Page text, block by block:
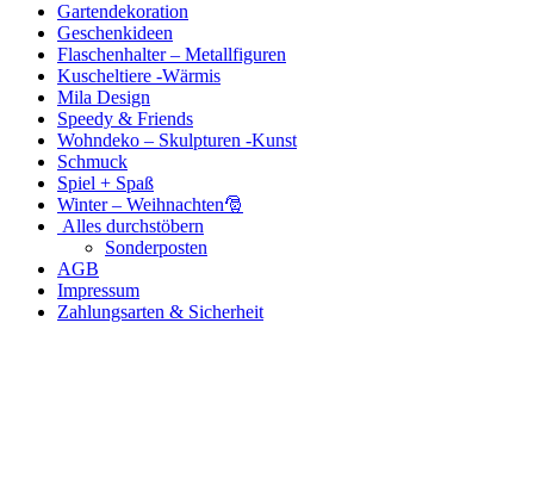
Gartendekoration
Geschenkideen
Flaschenhalter – Metallfiguren
Kuscheltiere -Wärmis
Mila Design
Speedy & Friends
Wohndeko – Skulpturen -Kunst
Schmuck
Spiel + Spaß
Winter – Weihnachten🎅
Alles durchstöbern
Sonderposten
AGB
Impressum
Zahlungsarten & Sicherheit